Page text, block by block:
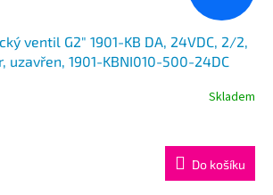
ventil G2" 1901-KB DA, 24VDC, 2/2,
uzavřen, 1901-KBNI010-500-24DC
Skladem
Do košíku